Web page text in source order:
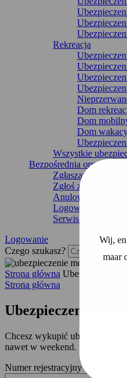
Wij,
maar
Rekreacja
Dom
Dom
Dom
Wszystkie
Bezpośrednia organizacja
Zgłaszanie
Zgłoś zmianę
Anulowanie
Logowanie
Serwis i kontakt
Logowanie
Czego szukasz?
Strona główna Ubezpieczenie
Strona główna
Ubezpieczenie
Chcesz wykupić
nawet w weekend.
Numer rejestracyjny